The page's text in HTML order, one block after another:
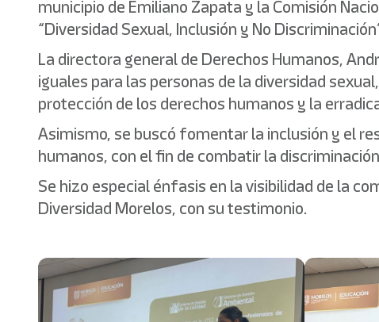
municipio de Emiliano Zapata y la Comisión
“Diversidad Sexual, Inclusión y No
La directora general de Derechos Humanos,
iguales para las personas de la diversidad
protección de los derechos humanos y la
Asimismo, se buscó fomentar la inclusión y el
humanos, con el fin de combatir la
Se hizo especial énfasis en la visibilidad de la
Diversidad Morelos, con su testimonio.